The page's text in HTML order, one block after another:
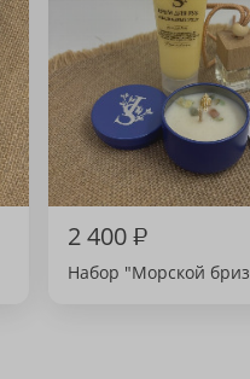
2 400₽
Набор "Морской